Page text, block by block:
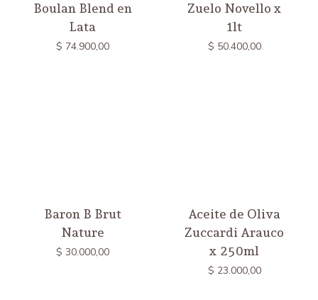
Boulan Blend en
Lata
$ 74.900,00
Zuelo Novello x
1lt
$ 50.400,00
Baron B Brut
Nature
$ 30.000,00
Aceite de Oliva
Zuccardi Arauco
x 250ml
$ 23.000,00